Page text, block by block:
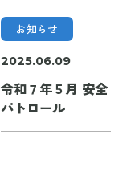
お知らせ
2025.06.09
令和７年５月 安全
パトロール